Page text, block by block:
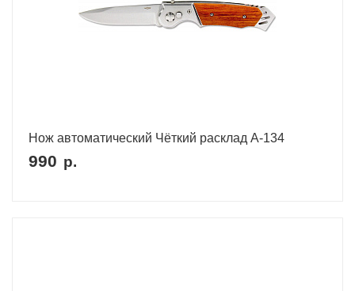
Нож автоматический Чёткий расклад A-134
990 р.